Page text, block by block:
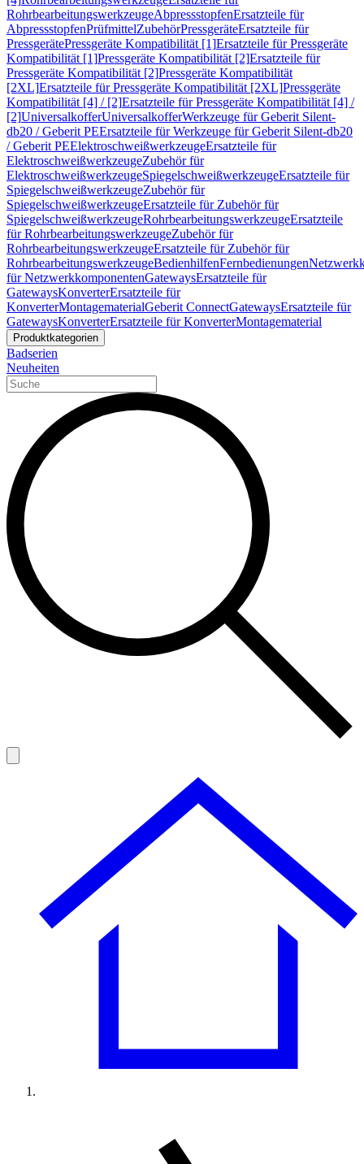
RohrbearbeitungswerkzeugeAbpressstopfenErsatzteile für
AbpressstopfenPrüfmittelZubehörPressgeräteErsatzteile für
PressgerätePressgeräte Kompatibilität [1]Ersatzteile für Pressgeräte
Kompatibilität [1]Pressgeräte Kompatibilität [2]Ersatzteile für
Pressgeräte Kompatibilität [2]Pressgeräte Kompatibilität
[2XL]Ersatzteile für Pressgeräte Kompatibilität [2XL]Pressgeräte
Kompatibilität [4] / [2]Ersatzteile für Pressgeräte Kompatibilität [4] /
[2]UniversalkofferUniversalkofferWerkzeuge für Geberit Silent-
db20 / Geberit PEErsatzteile für Werkzeuge für Geberit Silent-db20
/ Geberit PEElektroschweißwerkzeugeErsatzteile für
ElektroschweißwerkzeugeZubehör für
ElektroschweißwerkzeugeSpiegelschweißwerkzeugeErsatzteile für
SpiegelschweißwerkzeugeZubehör für
SpiegelschweißwerkzeugeErsatzteile für Zubehör für
SpiegelschweißwerkzeugeRohrbearbeitungswerkzeugeErsatzteile
für RohrbearbeitungswerkzeugeZubehör für
RohrbearbeitungswerkzeugeErsatzteile für Zubehör für
RohrbearbeitungswerkzeugeBedienhilfenFernbedienungen
für NetzwerkkomponentenGatewaysErsatzteile für
GatewaysKonverterErsatzteile für
KonverterMontagematerialGeberit ConnectGatewaysErsatzteile für
GatewaysKonverterErsatzteile für KonverterMontagematerial
Produktkategorien
Badserien
Neuheiten